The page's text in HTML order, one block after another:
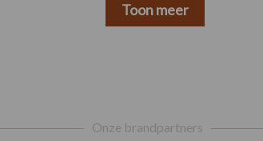
Toon meer
Onze brandpartners